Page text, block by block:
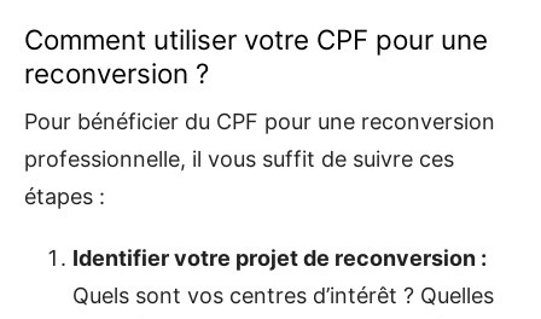
Comment utiliser votre CPF pour une
reconversion ?
Pour bénéficier du CPF pour une reconversion
professionnelle, il vous suffit de suivre ces
étapes :
Identifier votre projet de reconversion :
Quels sont vos centres d’intérêt ? Quelles